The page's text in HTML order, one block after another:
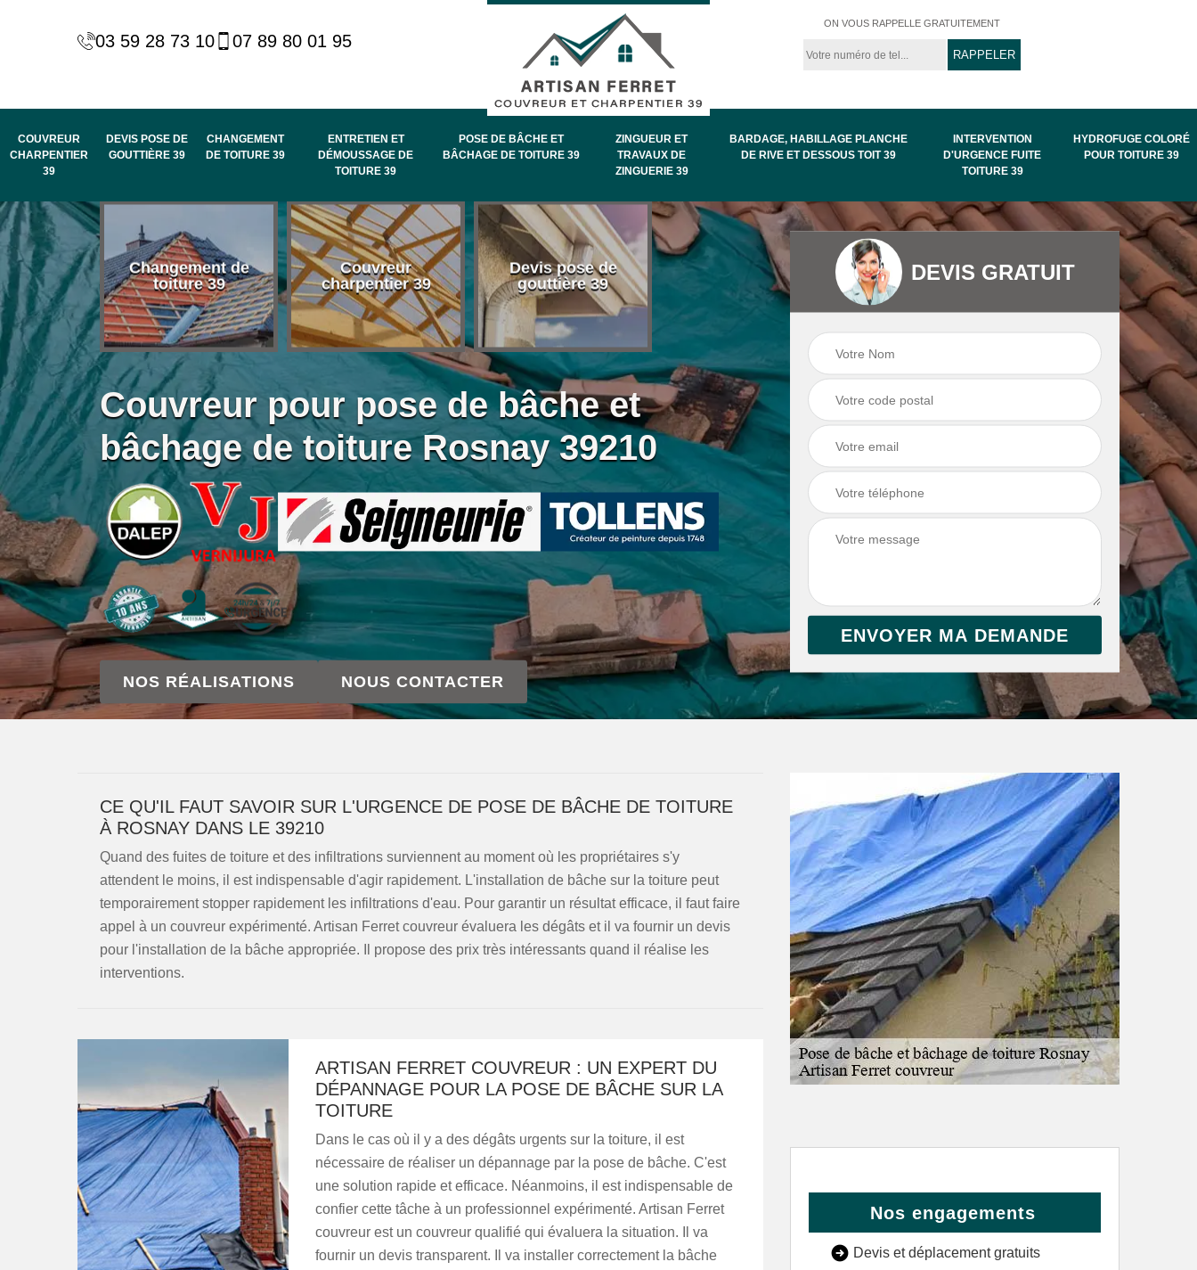
03 59 28 73 10 07 89 80 01 95
ON VOUS RAPPELLE GRATUITEMENT
COUVREUR
CHARPENTIER
39
DEVIS POSE DE
GOUTTIÈRE 39
CHANGEMENT
DE TOITURE 39
ENTRETIEN ET
DÉMOUSSAGE DE
TOITURE 39
POSE DE BÂCHE ET
BÂCHAGE DE TOITURE 39
ZINGUEUR ET
TRAVAUX DE
ZINGUERIE 39
BARDAGE, HABILLAGE PLANCHE
DE RIVE ET DESSOUS TOIT 39
INTERVENTION
D'URGENCE FUITE
TOITURE 39
HYDROFUGE COLORÉ
POUR TOITURE 39
habillage
rive et
toit 39
Changement de
toiture 39
Couvreur
charpentier 39
Devis pose de
gouttière 39
Entretien et
démoussage de
toiture 39
Hydrofuge coloré
pour toiture 39
Intervention
d'urgence fuite
toiture 39
Couvreur pour pose de bâche et
bâchage de toiture Rosnay 39210
NOS RÉALISATIONS NOUS CONTACTER
DEVIS GRATUIT
CE QU'IL FAUT SAVOIR SUR L'URGENCE DE POSE DE BÂCHE DE TOITURE
À ROSNAY DANS LE 39210
Quand des fuites de toiture et des infiltrations surviennent au moment où les propriétaires s'y
attendent le moins, il est indispensable d'agir rapidement. L'installation de bâche sur la toiture peut
temporairement stopper rapidement les infiltrations d'eau. Pour garantir un résultat efficace, il faut faire
appel à un couvreur expérimenté. Artisan Ferret couvreur évaluera les dégâts et il va fournir un devis
pour l'installation de la bâche appropriée. Il propose des prix très intéressants quand il réalise les
interventions.
ARTISAN FERRET COUVREUR : UN EXPERT DU
DÉPANNAGE POUR LA POSE DE BÂCHE SUR LA
TOITURE
Dans le cas où il y a des dégâts urgents sur la toiture, il est
nécessaire de réaliser un dépannage par la pose de bâche. C'est
une solution rapide et efficace. Néanmoins, il est indispensable de
confier cette tâche à un professionnel expérimenté. Artisan Ferret
couvreur est un couvreur qualifié qui évaluera la situation. Il va
fournir un devis transparent. Il va installer correctement la bâche
Nos engagements
Devis et déplacement gratuits